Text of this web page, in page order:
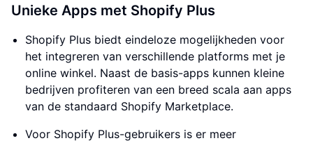
Unieke Apps met Shopify Plus
Shopify Plus biedt eindeloze mogelijkheden voor
het integreren van verschillende platforms met je
online winkel. Naast de basis-apps kunnen kleine
bedrijven profiteren van een breed scala aan apps
van de standaard Shopify Marketplace.
Voor Shopify Plus-gebruikers is er meer